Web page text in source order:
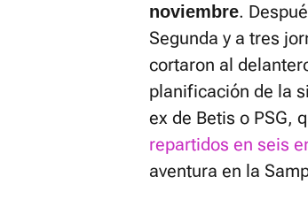
noviembre.
Segunda y a tres
cortaron al
planificación de la
ex de Betis o PSG,
repartidos en seis
aventura en la